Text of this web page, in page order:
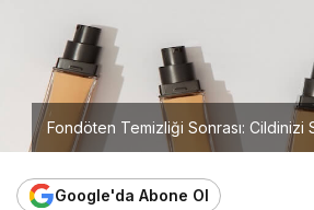
Fondöten Temizliği Sonrası: Cildinizi
Google'da Abone Ol